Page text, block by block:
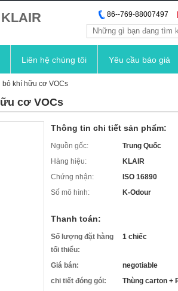
86--769-88007497
Liên hệ chúng tôi Yêu cầu báo giá
bỏ khí hữu cơ VOCs
cơ VOCs
Thông tin chi tiết sản phẩm:
Nguồn gốc:
Trung Quốc
Hàng hiệu:
KLAIR
Chứng nhận:
ISO 16890
Số mô hình:
K-Odour
Thanh toán:
Số lượng đặt hàng
tối thiểu:
1 chiếc
Giá bán:
negotiable
chi tiết đóng gói:
Thùng carton +